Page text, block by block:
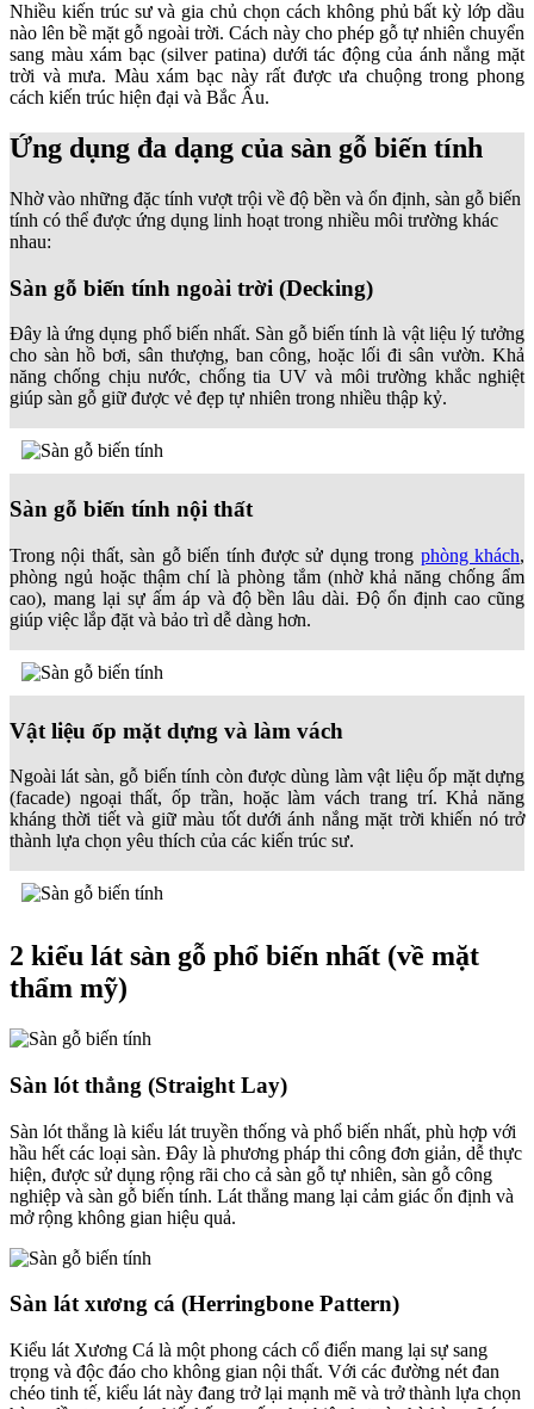
Nhiều kiến trúc sư và gia chủ chọn cách không phủ bất kỳ lớp dầu
nào lên bề mặt gỗ ngoài trời. Cách này cho phép gỗ tự nhiên chuyển
sang màu xám bạc (silver patina) dưới tác động của ánh nắng mặt
trời và mưa. Màu xám bạc này rất được ưa chuộng trong phong
cách kiến trúc hiện đại và Bắc Âu.
Ứng dụng đa dạng của sàn gỗ biến tính
Nhờ vào những đặc tính vượt trội về độ bền và ổn định, sàn gỗ biến
tính có thể được ứng dụng linh hoạt trong nhiều môi trường khác
nhau:
Sàn gỗ biến tính ngoài trời (Decking)
Đây là ứng dụng phổ biến nhất. Sàn gỗ biến tính là vật liệu lý tưởng
cho sàn hồ bơi, sân thượng, ban công, hoặc lối đi sân vườn. Khả
năng chống chịu nước, chống tia UV và môi trường khắc nghiệt
giúp sàn gỗ giữ được vẻ đẹp tự nhiên trong nhiều thập kỷ.
Sàn gỗ biến tính nội thất
Trong nội thất, sàn gỗ biến tính được sử dụng trong phòng khách,
phòng ngủ hoặc thậm chí là phòng tắm (nhờ khả năng chống ẩm
cao), mang lại sự ấm áp và độ bền lâu dài. Độ ổn định cao cũng
giúp việc lắp đặt và bảo trì dễ dàng hơn.
Vật liệu ốp mặt dựng và làm vách
Ngoài lát sàn, gỗ biến tính còn được dùng làm vật liệu ốp mặt dựng
(facade) ngoại thất, ốp trần, hoặc làm vách trang trí. Khả năng
kháng thời tiết và giữ màu tốt dưới ánh nắng mặt trời khiến nó trở
thành lựa chọn yêu thích của các kiến trúc sư.
2 kiểu lát sàn gỗ phổ biến nhất (về mặt
thẩm mỹ)
Sàn lót thẳng (Straight Lay)
Sàn lót thẳng là kiểu lát truyền thống và phổ biến nhất, phù hợp với
hầu hết các loại sàn. Đây là phương pháp thi công đơn giản, dễ thực
hiện, được sử dụng rộng rãi cho cả sàn gỗ tự nhiên, sàn gỗ công
nghiệp và sàn gỗ biến tính. Lát thẳng mang lại cảm giác ổn định và
mở rộng không gian hiệu quả.
Sàn lát xương cá (Herringbone Pattern)
Kiểu lát Xương Cá là một phong cách cổ điển mang lại sự sang
trọng và độc đáo cho không gian nội thất. Với các đường nét đan
chéo tinh tế, kiểu lát này đang trở lại mạnh mẽ và trở thành lựa chọn